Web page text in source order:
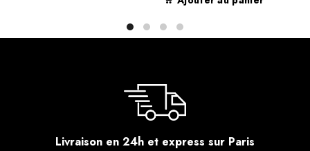
Livraison en 24h et express sur Paris